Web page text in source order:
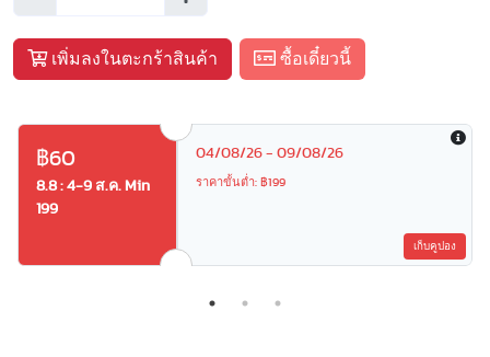
เพิ่มลงในตะกร้าสินค้า ซื้อเดี๋ยวนี้
฿60
8.8 : 4-9 ส.ค. Min
199
04/08/26 - 09/08/26
ราคาขั้นต่ำ: ฿199
เก็บคูปอง